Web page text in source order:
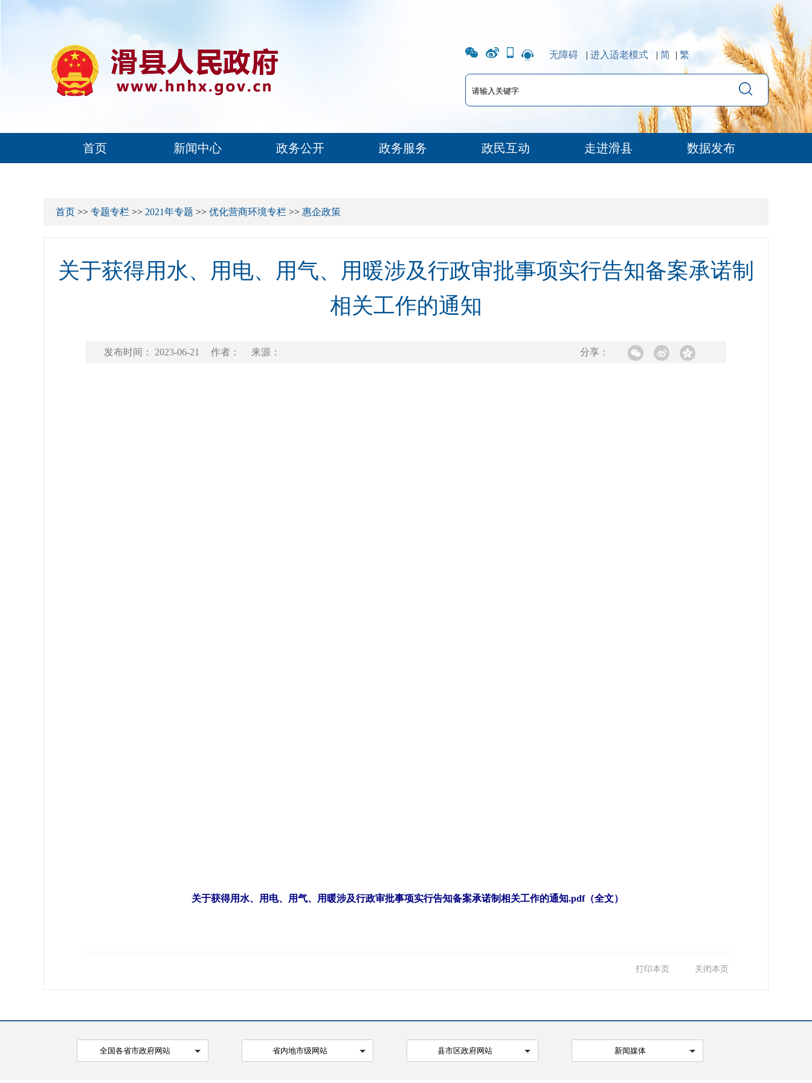
无障碍 | 进入适老模式 | 简 | 繁
首页 新闻中心 政务公开 政务服务 政民互动 走进滑县 数据发布
首页 >> 专题专栏 >> 2021年专题 >> 优化营商环境专栏 >> 惠企政策
关于获得用水、用电、用气、用暖涉及行政审批事项实行告知备案承诺制
相关工作的通知
发布时间： 2023-06-21 作者： 来源： 分享：
关于获得用水、用电、用气、用暖涉及行政审批事项实行告知备案承诺制相关工作的通知.pdf（全文）
打印本页 关闭本页
全国各省市政府网站 省内地市级网站 县市区政府网站 新闻媒体